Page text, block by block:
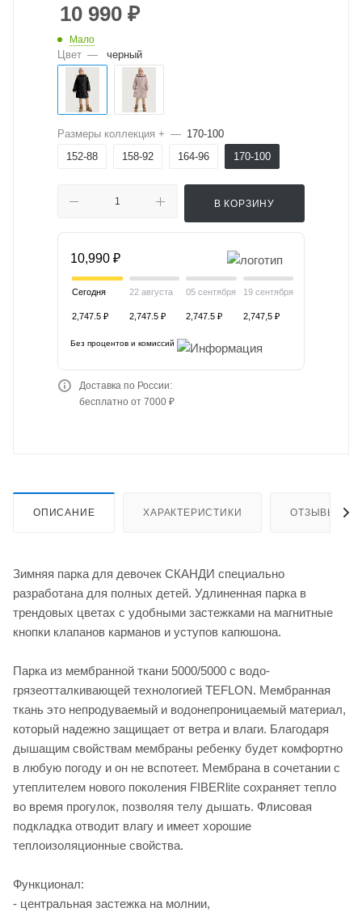
10 990 ₽
Мало
Цвет — черный
Размеры коллекция + — 170-100
152-88
158-92 164-96 170-100
В КОРЗИНУ
10,990 ₽
Сегодня
2,747.5 ₽
22 августа
2,747.5 ₽
05 сентября
2,747.5 ₽
19 сентября
2,747,5 ₽
Без процентов и комиссий
Доставка по России:
бесплатно от 7000 ₽
ОПИСАНИЕ ХАРАКТЕРИСТИКИ ОТЗЫВЫ
Зимняя парка для девочек СКАНДИ специально
разработана для полных детей. Удлиненная парка в
трендовых цветах с удобными застежками на магнитные
кнопки клапанов карманов и уступов капюшона.
Парка из мембранной ткани 5000/5000 с водо-
грязеотталкивающей технологией TEFLON. Мембранная
ткань это непродуваемый и водонепроницаемый материал,
который надежно защищает от ветра и влаги. Благодаря
дышащим свойствам мембраны ребенку будет комфортно
в любую погоду и он не вспотеет. Мембрана в сочетании с
утеплителем нового поколения FIBERlite сохраняет тепло
во время прогулок, позволяя телу дышать. Флисовая
подкладка отводит влагу и имеет хорошие
теплоизоляционные свойства.
Функционал:
- центральная застежка на молнии,